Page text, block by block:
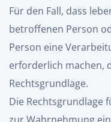
Für den Fall, dass
betroffenen Person
Person eine
erforderlich machen,
Rechtsgrundlage.
Die Rechtsgrundlage